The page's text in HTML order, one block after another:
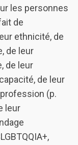
les personnes
de
ethnicité, de
de leur
de leur
de leur
(p.
leur